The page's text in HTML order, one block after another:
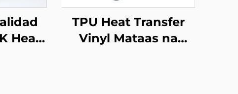
Heat
TPU Heat Transfer
Vinyl Mataas na